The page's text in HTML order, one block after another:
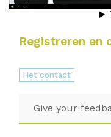
Registreren en
Het contact
Give your